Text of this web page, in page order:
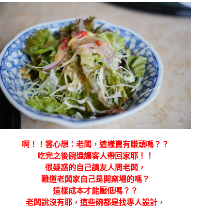
啊！！雲心想：老闆，這樣賣有賺頭嗎？？
吃完之後碗還讓客人帶回家耶！！
很疑惑的自己請友人問老闆，
難道老闆家自己是開窯場的嗎？
這樣成本才能壓低嗎？？
老闆說沒有耶，這些碗都是找專人設計，